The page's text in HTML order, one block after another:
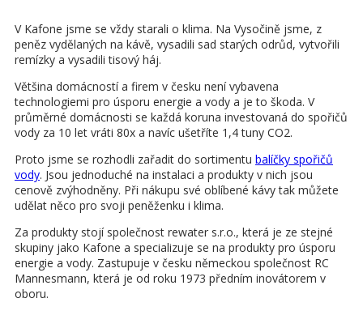
V Kafone jsme se vždy starali o klima. Na Vysočině jsme, z
peněz vydělaných na kávě, vysadili sad starých odrůd, vytvořili
remízky a vysadili tisový háj.
Většina domácností a firem v česku není vybavena
technologiemi pro úsporu energie a vody a je to škoda. V
průměrné domácnosti se každá koruna investovaná do spořičů
vody za 10 let vráti 80x a navíc ušetříte 1,4 tuny CO2.
Proto jsme se rozhodli zařadit do sortimentu balíčky spořičů
vody. Jsou jednoduché na instalaci a produkty v nich jsou
cenově zvýhodněny. Při nákupu své oblíbené kávy tak můžete
udělat něco pro svoji peněženku i klima.
Za produkty stojí společnost rewater s.r.o., která je ze stejné
skupiny jako Kafone a specializuje se na produkty pro úsporu
energie a vody. Zastupuje v česku německou společnost RC
Mannesmann, která je od roku 1973 předním inovátorem v
oboru.